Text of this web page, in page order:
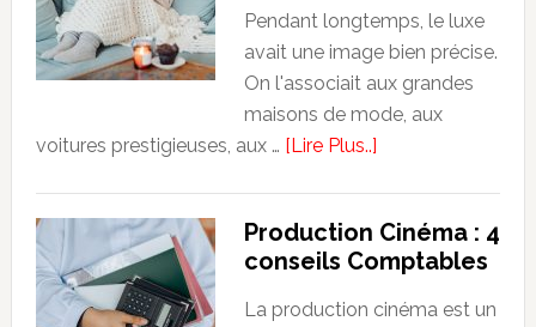
de
rachat
et
conseils
pour
ses
métaux
Pendant longtemps, le luxe
avait une image bien précise.
On l'associait aux grandes
maisons de mode, aux
voitures prestigieuses, aux … [Lire Plus..]about
confort
est
devenu
Production Cinéma : 4
conseils Comptables
La production cinéma est un